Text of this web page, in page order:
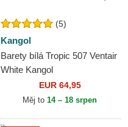
(5)
Kangol
Barety bílá Tropic 507 Ventair
White Kangol
EUR 64,95
Měj to 14 – 18 srpen